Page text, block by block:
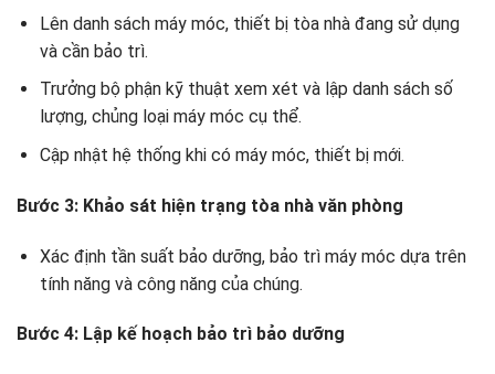
Lên danh sách máy móc, thiết bị tòa nhà đang sử dụng
và cần bảo trì.
Trưởng bộ phận kỹ thuật xem xét và lập danh sách số
lượng, chủng loại máy móc cụ thể.
Cập nhật hệ thống khi có máy móc, thiết bị mới.
Bước 3: Khảo sát hiện trạng tòa nhà văn phòng
Xác định tần suất bảo dưỡng, bảo trì máy móc dựa trên
tính năng và công năng của chúng.
Bước 4: Lập kế hoạch bảo trì bảo dưỡng